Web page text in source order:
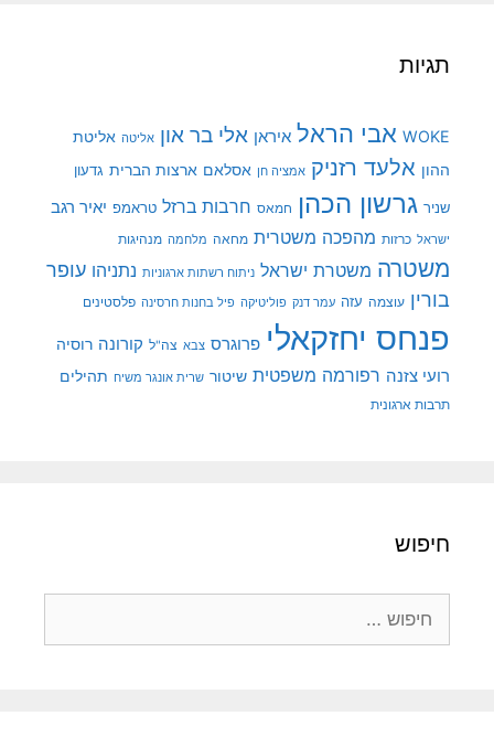
תגיות
WOKE אבי הראל איראן אלי בר און אליטה אליטת
ההון אלעד רזניק אמציה חן אסלאם ארצות הברית גדעון
שניר גרשון הכהן חמאס חרבות ברזל טראמפ יאיר רגב
ישראל כרזות מהפכה משטרית מחאה מלחמה מנהיגות
משטרה משטרת ישראל ניתוח רשתות ארגוניות נתניהו עופר
בורין עוצמה עזה עמר דנק פוליטיקה פיל בחנות חרסינה פלסטינים
פנחס יחזקאלי פרוגרס צבא צה"ל קורונה רוסיה
רועי צזנה רפורמה משפטית שיטור שרית אונגר משיח תהילים
תרבות ארגונית
חיפוש